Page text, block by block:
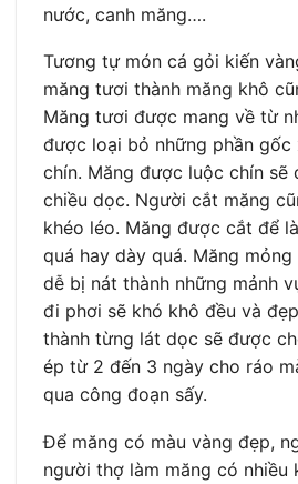
nước, canh măng….
Tương tự món cá gỏi kiến
măng tươi thành măng khô
Măng tươi được mang về từ
được loại bỏ những phần
chín. Măng được luộc chín sẽ
chiều dọc. Người cắt măng
khéo léo. Măng được cắt để
quá hay dày quá. Măng
dễ bị nát thành những mảnh
đi phơi sẽ khó khô đều và
thành từng lát dọc sẽ được
ép từ 2 đến 3 ngày cho ráo
qua công đoạn sấy.
Để măng có màu vàng đẹp,
người thợ làm măng có nhiều